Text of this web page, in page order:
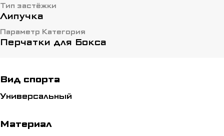
Тип застёжки
Липучка
Параметр Категория
Перчатки для Бокса
Вид спорта
Универсальный
Материал